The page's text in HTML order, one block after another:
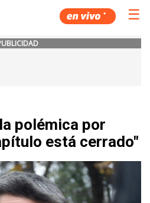
☰
polémica por
está cerrado"